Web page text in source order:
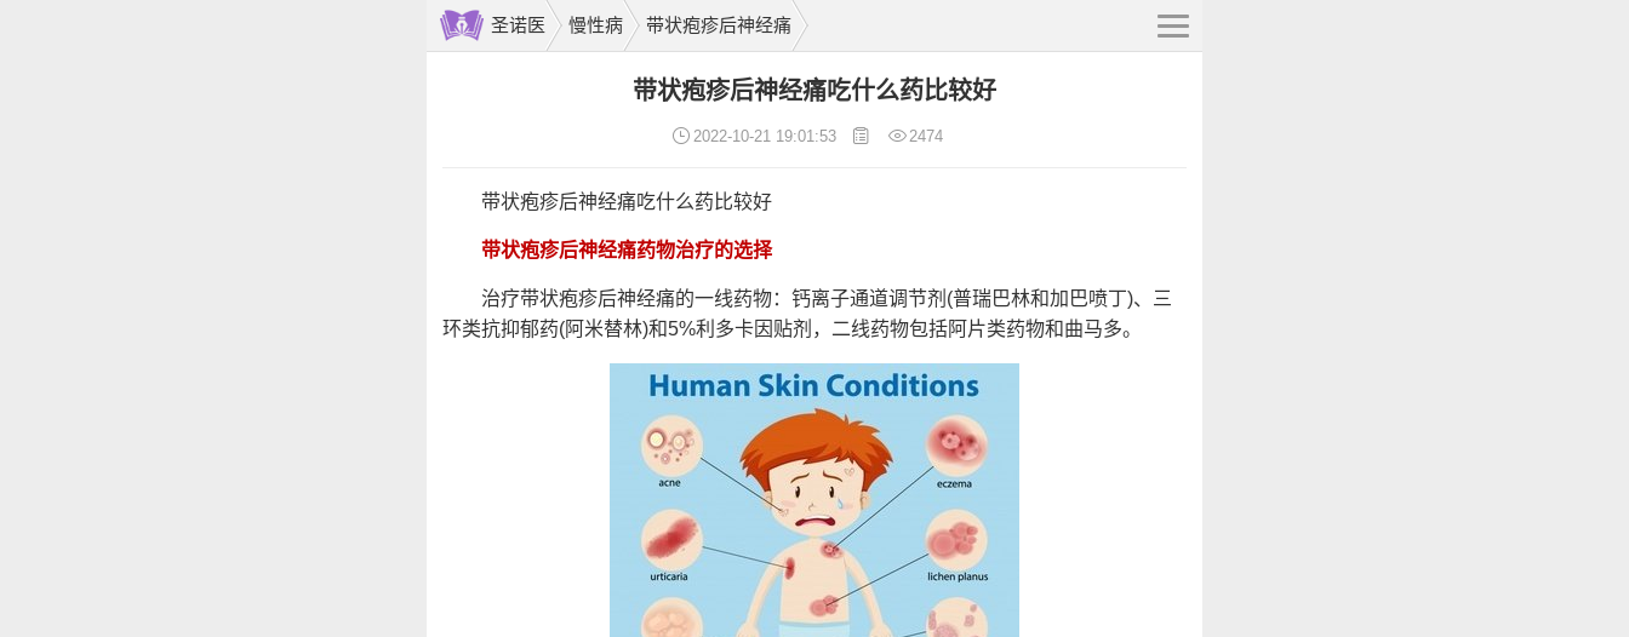
圣诺医 慢性病 带状疱疹后神经痛
带状疱疹后神经痛吃什么药比较好
2022-10-21 19:01:53 2474
带状疱疹后神经痛吃什么药比较好
带状疱疹后神经痛药物治疗的选择
治疗带状疱疹后神经痛的一线药物：钙离子通道调节剂(普瑞巴林和加巴喷丁)、三
环类抗抑郁药(阿米替林)和5%利多卡因贴剂，二线药物包括阿片类药物和曲马多。